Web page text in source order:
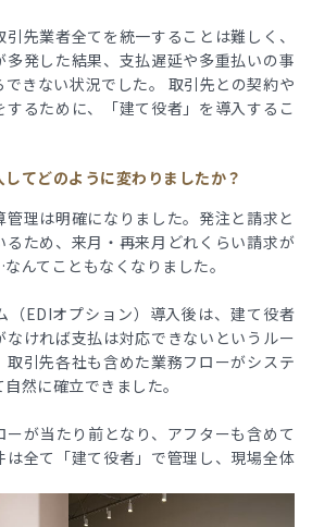
先業者全てを統一することは難しく、
多発した結果、支払遅延や多重払いの事
きない状況でした。 取引先との契約や
するために、「建て役者」を導入するこ
してどのように変わりましたか？
管理は明確になりました。発注と請求と
るため、来月・再来月どれくらい請求が
んてこともなくなりました。
（EDIオプション）導入後は、建て役者
なければ支払は対応できないというルー
取引先各社も含めた業務フローがシステ
然に確立できました。
ーが当たり前となり、アフターも含めて
は全て「建て役者」で管理し、現場全体